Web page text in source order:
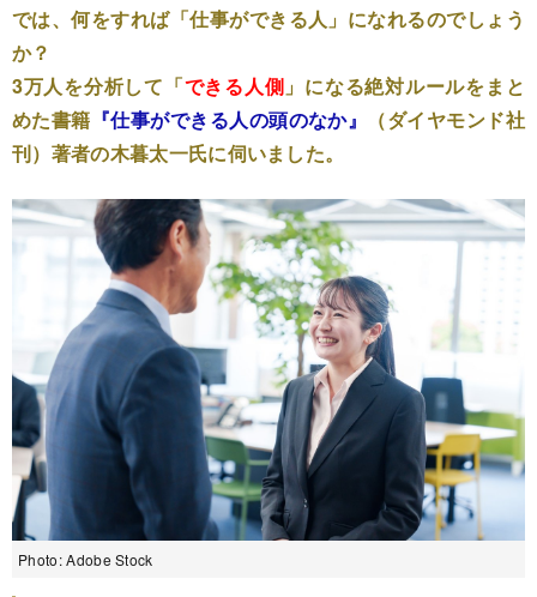
では、何をすれば「仕事ができる人」になれるのでしょう
か？
3万人を分析して「できる人側 」になる絶対ルールをまと
めた書籍 『仕事ができる人の頭のなか』
（ダイヤモンド社
刊）著者の木暮太一氏に伺いました。
Photo: Adobe Stock